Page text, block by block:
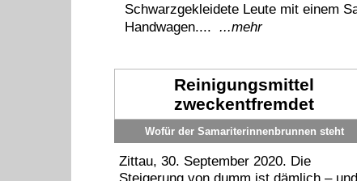
Schwarzgekleidete Leute mit einem
Handwagen.... ...mehr
Reinigungsmittel
zweckentfremdet
Wofür der Samariterinnenbrunnen steht
Zittau, 30. September 2020. Die